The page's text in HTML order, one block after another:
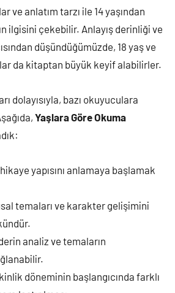
ve anlatım tarzı ile 14 yaşından
ilgisini çekebilir. Anlayış derinliği ve
düşündüğümüzde, 18 yaş ve
da kitaptan büyük keyif alabilirler.
dolayısıyla, bazı okuyuculara
Yaşlara Göre Okuma
yapısını anlamaya başlamak
temaları ve karakter gelişimini
analiz ve temaların
döneminin başlangıcında farklı